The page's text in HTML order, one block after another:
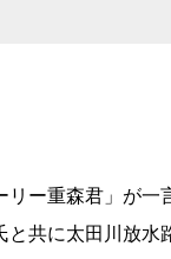
ー重森君」が一
共に太田川放